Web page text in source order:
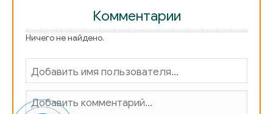
085
Комментарии
Ничего не найдено.